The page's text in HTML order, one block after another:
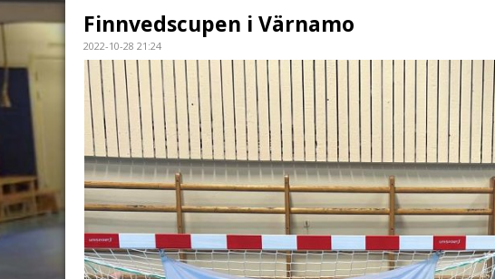
Finnvedscupen i Värnamo
2022-10-28 21:24